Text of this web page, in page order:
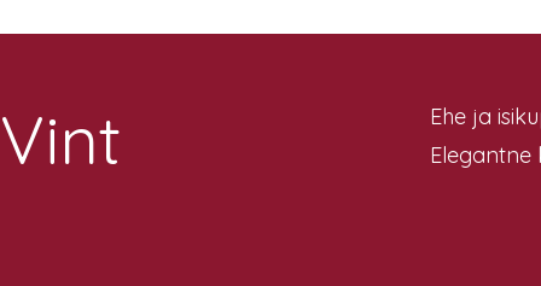
Vint
Ehe ja